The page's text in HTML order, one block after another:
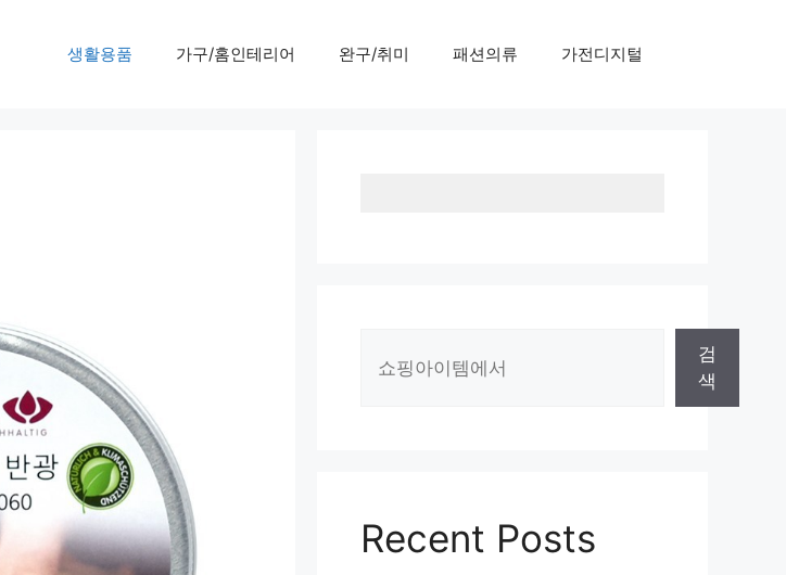
생활용품 가구/홈인테리어 완구/취미 패션의류 가전디지털
검
색
Recent Posts